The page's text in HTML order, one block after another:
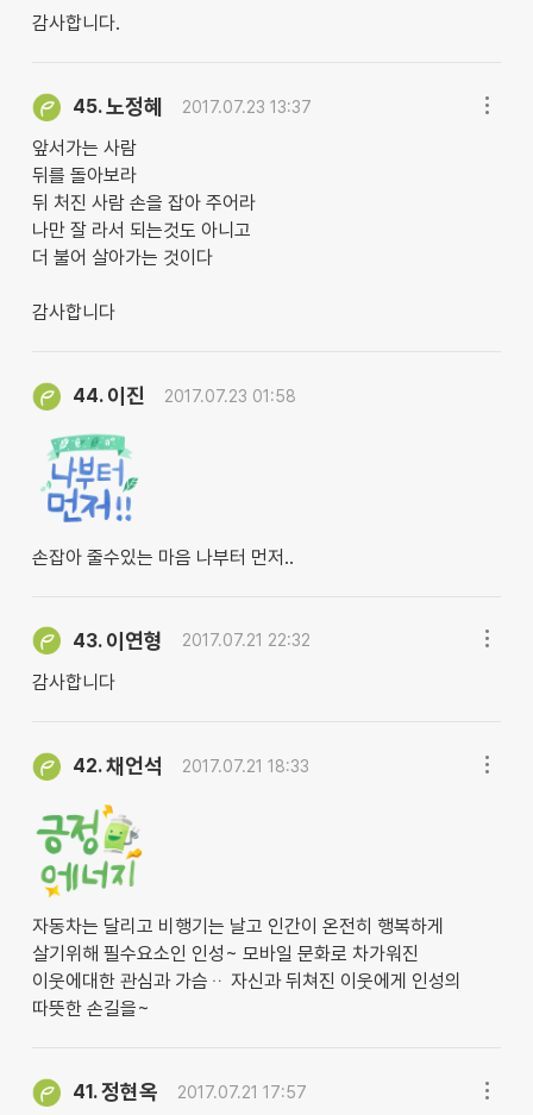
감사합니다.
45.노정혜 2017.07.23 13:37
앞서가는 사람
뒤를 돌아보라
뒤 처진 사람 손을 잡아 주어라
나만 잘 라서 되는것도 아니고
더 불어 살아가는 것이다
감사합니다
44. 이진 2017.07.23 01:58
손잡아 줄수있는 마음 나부터 먼저..
43. 이연형 2017.07.21 22:32
감사합니다
42.채언석 2017.07.21 18:33
자동차는 달리고 비행기는 날고 인간이 온전히 행복하게
살기위해 필수요소인 인성~ 모바일 문화로 차가워진
이웃에대한 관심과 가슴ᆢ 자신과 뒤쳐진 이웃에게 인성의
따뜻한 손길을~
41.정현옥 2017.07.21 17:57